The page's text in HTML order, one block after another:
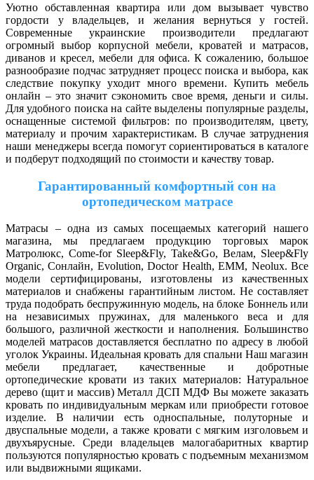
Уютно обставленная квартира или дом вызывает чувство
гордости у владельцев, и желания вернуться у гостей.
Современные украинские производители предлагают
огромный выбор корпусной мебели, кроватей и матрасов,
диванов и кресел, мебели для офиса. К сожалению, большое
разнообразие подчас затрудняет процесс поиска и выбора, как
следствие покупку уходит много времени. Купить мебель
онлайн – это значит сэкономить свое время, деньги и силы.
Для удобного поиска на сайте выделены популярные разделы,
оснащенные системой фильтров: по производителям, цвету,
материалу и прочим характеристикам. В случае затруднения
наши менеджеры всегда помогут сориентироваться в каталоге
и подберут подходящий по стоимости и качеству товар.
Гарантированный комфортный сон на
ортопедическом матрасе
Матрасы – одна из самых посещаемых категорий нашего
магазина, мы предлагаем продукцию торговых марок
Матролюкс, Come-for Sleep&Fly, Take&Go, Велам, Sleep&Fly
Organic, Сонлайн, Evolution, Doctor Health, ЕММ, Neolux. Все
модели сертифицированы, изготовлены из качественных
материалов и снабжены гарантийным листом. Не составляет
труда подобрать беспружинную модель, на блоке Боннель или
на независимых пружинах, для маленького веса и для
большого, различной жесткости и наполнения. Большинство
моделей матрасов доставляется бесплатно по адресу в любой
уголок Украины. Идеальная кровать для спальни Наш магазин
мебели предлагает, качественные и добротные
ортопедические кровати из таких материалов: Натуральное
дерево (щит и массив) Металл ДСП МДФ Вы можете заказать
кровать по индивидуальным меркам или приобрести готовое
изделие. В наличии есть односпальные, полуторные и
двуспальные модели, а также кровати с мягким изголовьем и
двухъярусные. Среди владельцев малогабаритных квартир
пользуются популярностью кровать с подъемным механизмом
или выдвижными ящиками.